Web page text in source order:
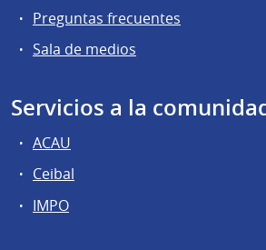
Preguntas frecuentes
Sala de medios
Servicios a la
ACAU
Ceibal
IMPO